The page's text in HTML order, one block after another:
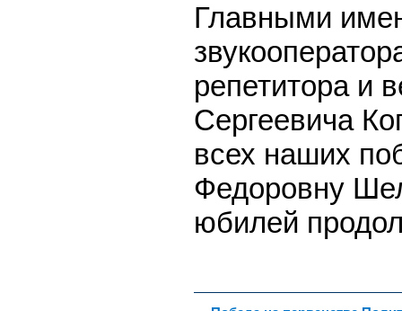
Главными
репетитора и
Сергеевича
всех наших
Федоровну
юбилей